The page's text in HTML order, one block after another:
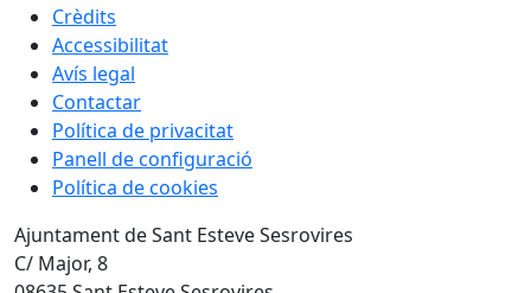
Crèdits
Accessibilitat
Avís legal
Contactar
Política de privacitat
Panell de configuració
Política de cookies
Ajuntament de Sant Esteve Sesrovires
C/ Major, 8